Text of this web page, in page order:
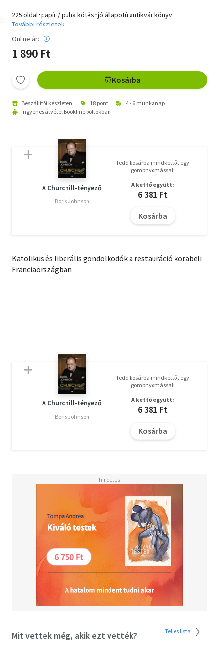
225 oldal･papír / puha kötés･jó állapotú antikvár könyv
További részletek
Online ár:
1 890 Ft
Kosárba
Beszállítói készleten 18 pont
4 - 6 munkanap
Ingyenes átvétel Bookline boltokban
A Churchill-tényező
Boris Johnson
Tedd kosárba mindkettőt egy
gombnyomással!
A kettő együtt:
6 381 Ft
Kosárba
Katolikus és liberális gondolkodók a restauráció korabeli
Franciaországban
A Churchill-tényező
Boris Johnson
Tedd kosárba mindkettőt egy
gombnyomással!
A kettő együtt:
6 381 Ft
Kosárba
Mit vettek még, akik ezt vették? Teljes lista